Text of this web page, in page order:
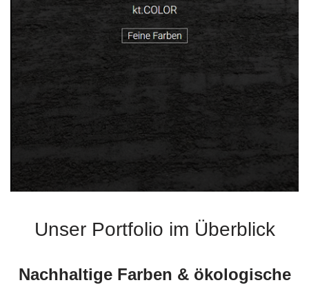
Unser Portfolio im Überblick
Nachhaltige Farben & ökologische